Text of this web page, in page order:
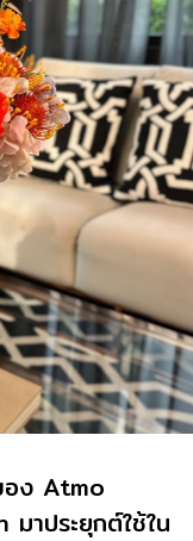
ง Atmo
าประยุกต์ใช้ใน